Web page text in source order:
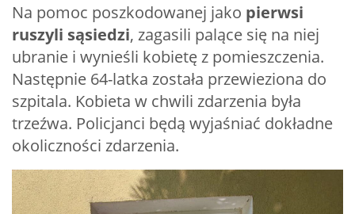
Na pomoc poszkodowanej jako pierwsi
ruszyli sąsiedzi, zagasili palące się na niej
ubranie i wynieśli kobietę z pomieszczenia.
Następnie 64-latka została przewieziona do
szpitala. Kobieta w chwili zdarzenia była
trzeźwa. Policjanci będą wyjaśniać dokładne
okoliczności zdarzenia.